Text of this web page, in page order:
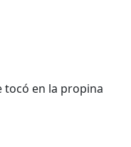
tocó en la propina